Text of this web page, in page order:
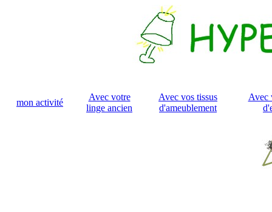
mon activité
Avec votre
linge ancien
Avec vos tissus
d'ameublement
Avec